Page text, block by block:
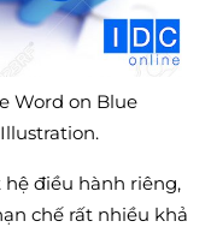
Word on Blue
điều hành riêng,
chế rất nhiều khả